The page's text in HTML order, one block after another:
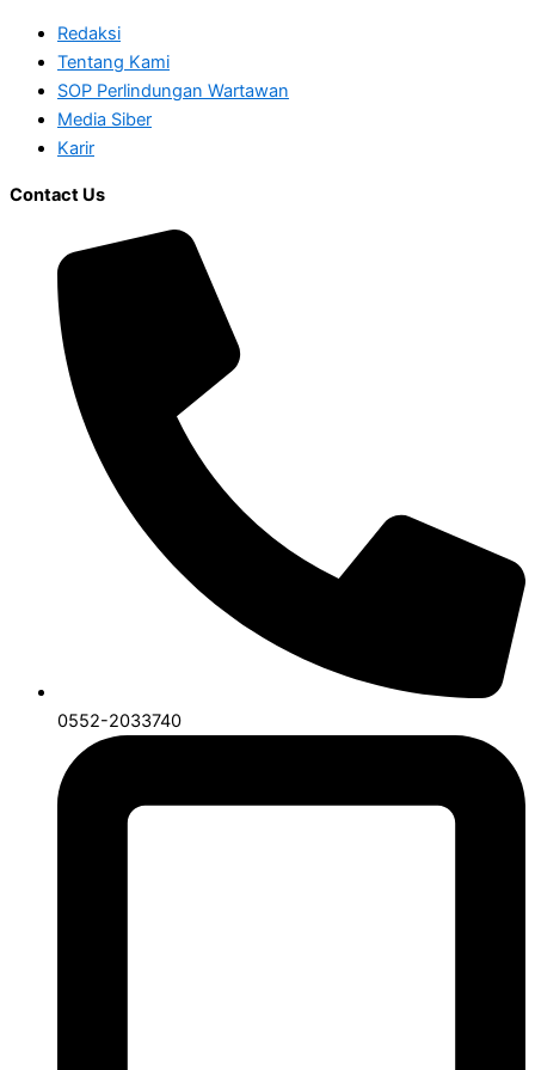
Redaksi
Tentang Kami
SOP Perlindungan Wartawan
Media Siber
Karir
Contact Us
0552-2033740